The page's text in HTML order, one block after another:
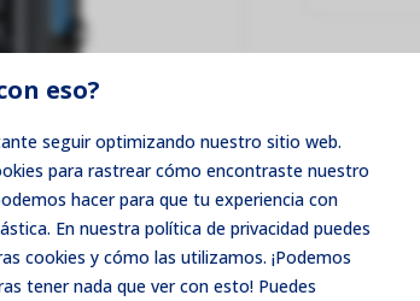
eso?
seguir optimizando nuestro sitio web.
para rastrear cómo encontraste nuestro
hacer para que tu experiencia con
En nuestra política de privacidad puedes
cookies y cómo las utilizamos. ¡Podemos
tener nada que ver con esto! Puedes